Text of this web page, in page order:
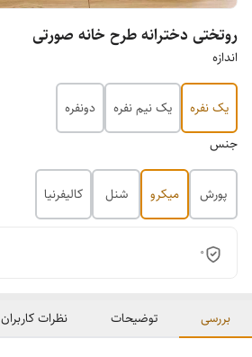
روتختی دخترانه طرح خانه صورتی
اندازه
یک نفره یک نیم نفره
دونفره
جنس
پورش میکرو شنل کالیفرنیا
0
بررسی توضیحات نظرات کاربران